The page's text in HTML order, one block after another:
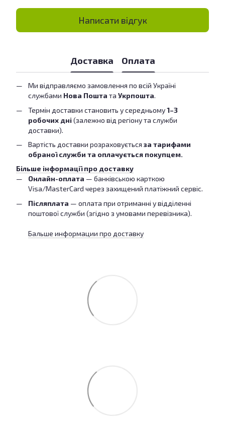
Написати відгук
Доставка Оплата
Ми відправляємо замовлення по всій Україні
службами Нова Пошта та Укрпошта.
Термін доставки становить у середньому1–3
робочих дні(залежно від регіону та служби
доставки).
Вартість доставки розраховується за тарифами
обраної служби та оплачується покупцем.
Більше інформації про доставку
Онлайн-оплата — банківською карткою
Visa/MasterCard через захищений платіжний сервіс.
Післяплата — оплата при отриманні у відділенні
поштової служби (згідно з умовами перевізника).
Бальше информации про доставку